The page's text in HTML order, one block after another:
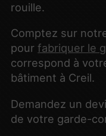
rouille.
Comptez sur
pourfabriquer le
correspond à
bâtiment à Creil.
Demandez un
de votre garde-